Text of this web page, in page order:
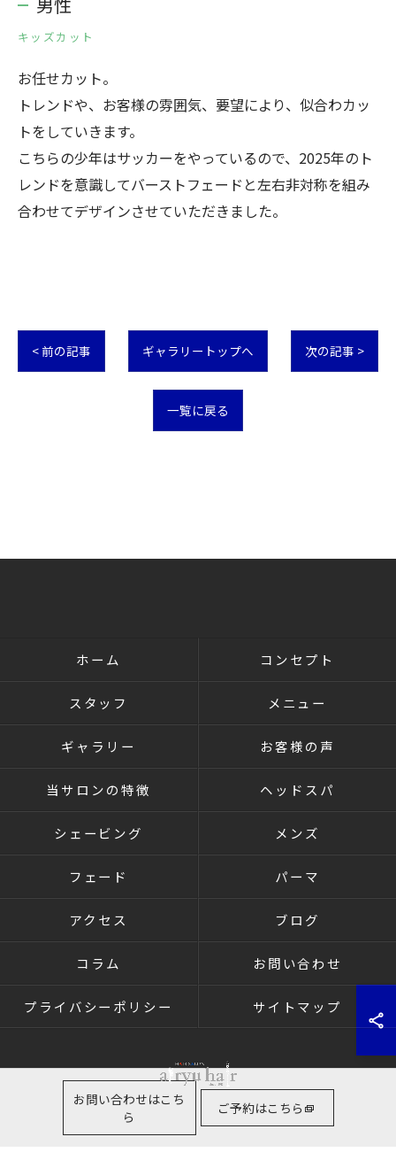
キッズカット
お任せカット。
トレンドや、お客様の雰囲気、要望により、似合わカッ
トをしていきます。
こちらの少年はサッカーをやっているので、2025年のト
レンドを意識してバーストフェードと左右非対称を組み
合わせてデザインさせていただきました。
< 前の記事 ギャラリートップへ 次の記事 >
一覧に戻る
お問い合わせはこち
ら
ご予約はこちら
ホーム コンセプト
スタッフ メニュー
ギャラリー お客様の声
当サロンの特徴 ヘッドスパ
シェービング メンズ
フェード パーマ
アクセス ブログ
コラム お問い合わせ
プライバシーポリシー サイトマップ
© 2026 群馬県高崎の理容室ならairyu hair ALL RIGHTS RESERVED.